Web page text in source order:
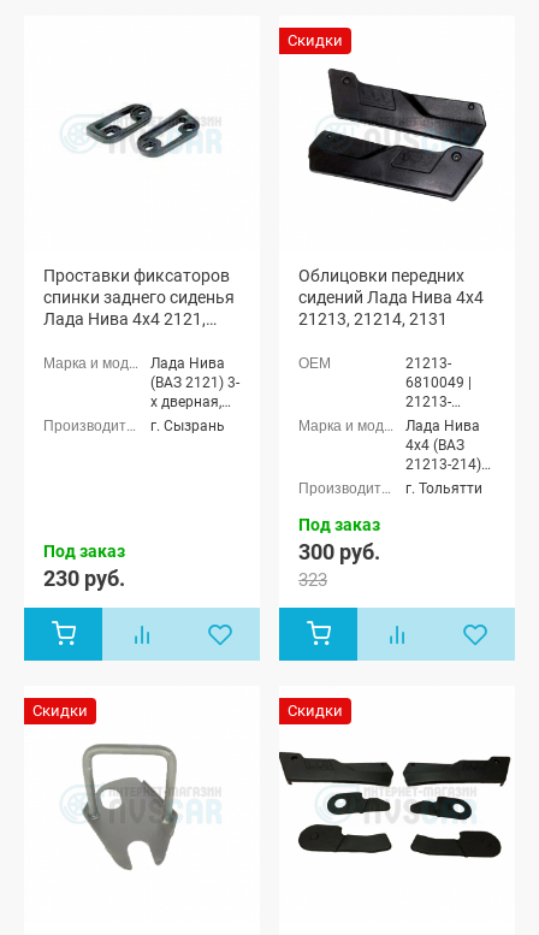
Проставки фиксаторов
спинки заднего сиденья
Лада Нива 4х4 2121,
Лада Нива
(ВАЗ 2121) 3-
х дверная,
Лада Нива
г. Сызрань
Под заказ
230 руб.
Скидки
Облицовки передних
сидений Лада Нива 4х4
21213, 21214, 2131
21213-
6810049 |
21213-
6810048
Лада Нива
4x4 (ВАЗ
21213-214)
3-х дверная,
г. Тольятти
Под заказ
300 руб.
323
Скидки Скидки